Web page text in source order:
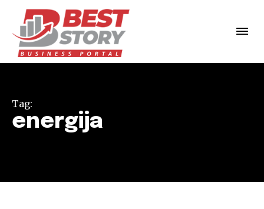
Tag:
energija